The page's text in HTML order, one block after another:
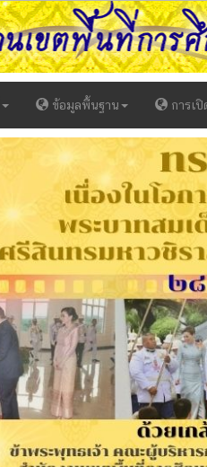
ข้อมูลพื้นฐาน การเ